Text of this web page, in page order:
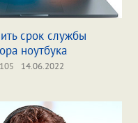
срок службы
ноутбука
105 14.06.2022